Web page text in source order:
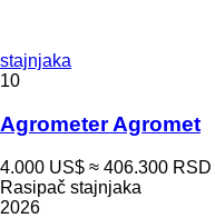
stajnjaka
10
Agrometer Agromet
4.000 US$ ≈ 406.300 RSD
Rasipač stajnjaka
2026